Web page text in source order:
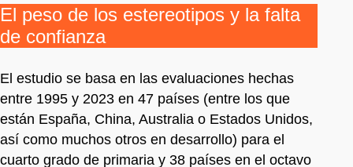
El peso de los estereotipos y la falta
de confianza
El estudio se basa en las evaluaciones hechas
entre 1995 y 2023 en 47 países (entre los que
están España, China, Australia o Estados Unidos,
así como muchos otros en desarrollo) para el
cuarto grado de primaria y 38 países en el octavo